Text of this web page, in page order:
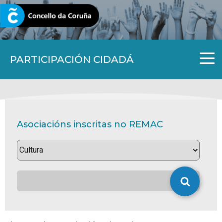
PARTICIPACIÓN CIDADÁ
CORUNA.GAL
Asociacións inscritas no REMAC